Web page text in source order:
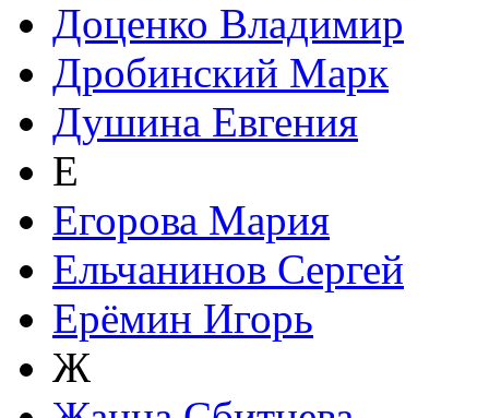
Доценко Владимир
Дробинский Марк
Душина Евгения
Е
Егорова Мария
Ельчанинов Сергей
Ерёмин Игорь
Ж